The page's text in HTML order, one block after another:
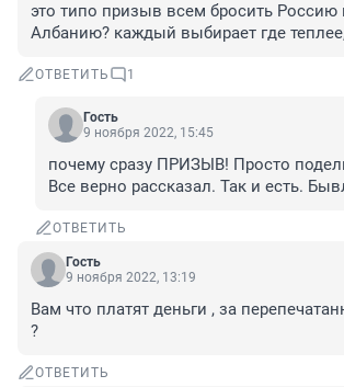
это типо призыв всем бросить Россию
Албанию? каждый выбирает где
ОТВЕТИТЬ 1
Гость
9 ноября 2022, 15:45
почему сразу ПРИЗЫВ! Просто
Все верно рассказал. Так и есть.
ОТВЕТИТЬ
Гость
9 ноября 2022, 13:19
Вам что платят деньги , за
?
ОТВЕТИТЬ